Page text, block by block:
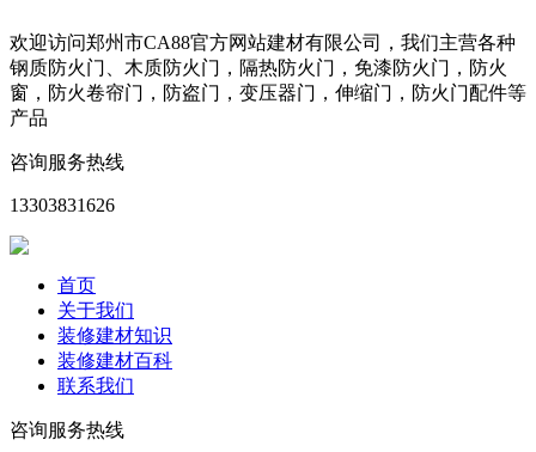
欢迎访问郑州市CA88官方网站建材有限公司，我们主营各种
钢质防火门、木质防火门，隔热防火门，免漆防火门，防火
窗，防火卷帘门，防盗门，变压器门，伸缩门，防火门配件等
产品
咨询服务热线
13303831626
首页
关于我们
装修建材知识
装修建材百科
联系我们
咨询服务热线